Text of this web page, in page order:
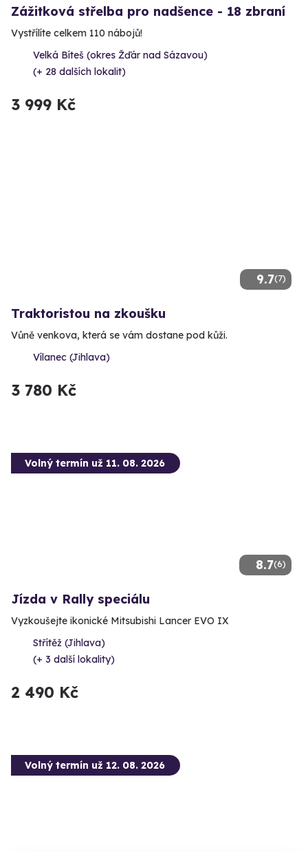
Zážitková střelba pro nadšence - 18 zbraní
Vystřílíte celkem 110 nábojů!
Velká Bíteš (okres Žďár nad Sázavou)
(+ 28 dalších lokalit)
3 999 Kč
9.7(7)
Traktoristou na zkoušku
Vůně venkova, která se vám dostane pod kůži.
Vílanec (Jihlava)
3 780 Kč
8.7(6)
Volný termín už 11. 08. 2026
Jízda v Rally speciálu
Vyzkoušejte ikonické Mitsubishi Lancer EVO IX
Střítěž (Jihlava)
(+ 3 další lokality)
2 490 Kč
Volný termín už 12. 08. 2026